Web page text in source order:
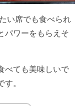
い席でも食べられ
パワーをもらえそ
べても美味しいで
。